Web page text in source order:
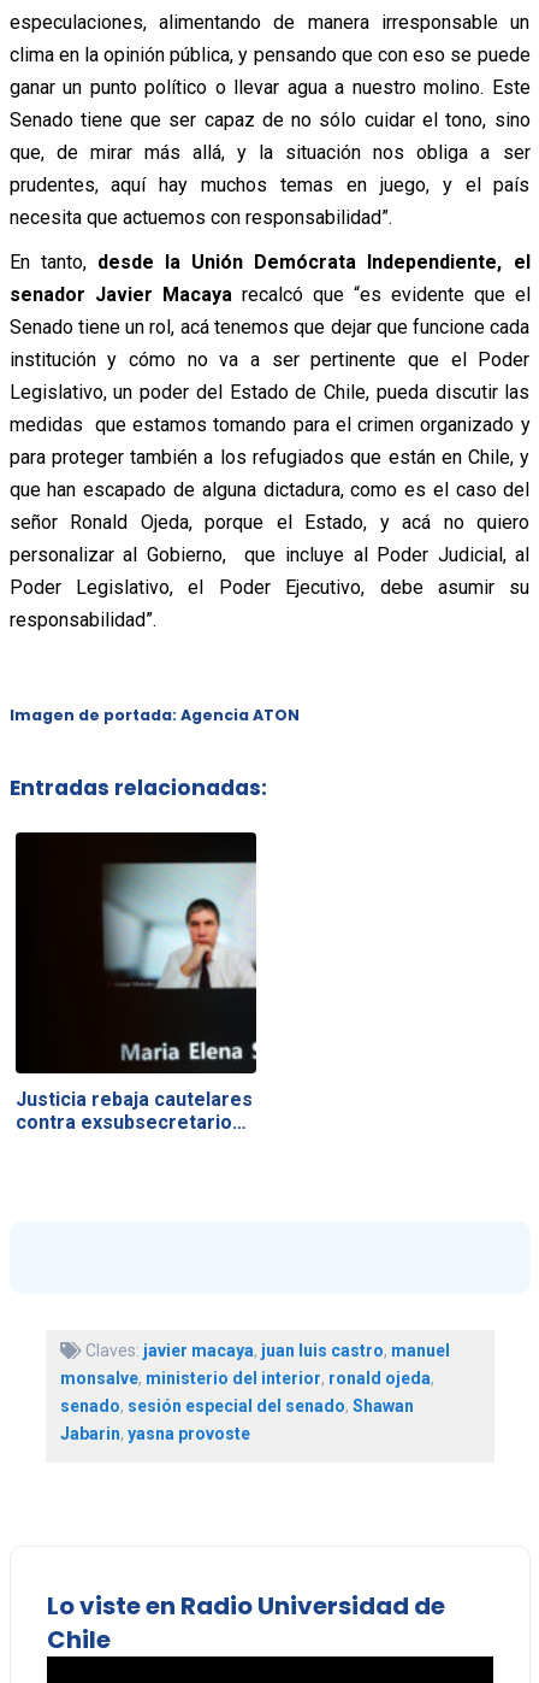
especulaciones, alimentando de manera irresponsable un
clima en la opinión pública, y pensando que con eso se puede
ganar un punto político o llevar agua a nuestro molino. Este
Senado tiene que ser capaz de no sólo cuidar el tono, sino
que, de mirar más allá, y la situación nos obliga a ser
prudentes, aquí hay muchos temas en juego, y el país
necesita que actuemos con responsabilidad”.
En tanto,desde la Unión Demócrata Independiente, el
senador Javier Macaya recalcó que “es evidente que el
Senado tiene un rol, acá tenemos que dejar que funcione cada
institución y cómo no va a ser pertinente que el Poder
Legislativo, un poder del Estado de Chile, pueda discutir las
medidas que estamos tomando para el crimen organizado y
para proteger también a los refugiados que están en Chile, y
que han escapado de alguna dictadura, como es el caso del
señor Ronald Ojeda, porque el Estado, y acá no quiero
personalizar al Gobierno, que incluye al Poder Judicial, al
Poder Legislativo, el Poder Ejecutivo, debe asumir su
responsabilidad”.
Imagen de portada: Agencia ATON
Entradas relacionadas:
Justicia rebaja cautelares
contra exsubsecretario…
Claves: javier macaya, juan luis castro, manuel
monsalve, ministerio del interior, ronald ojeda,
senado, sesión especial del senado, Shawan
Jabarin, yasna provoste
Lo viste en Radio Universidad de
Chile